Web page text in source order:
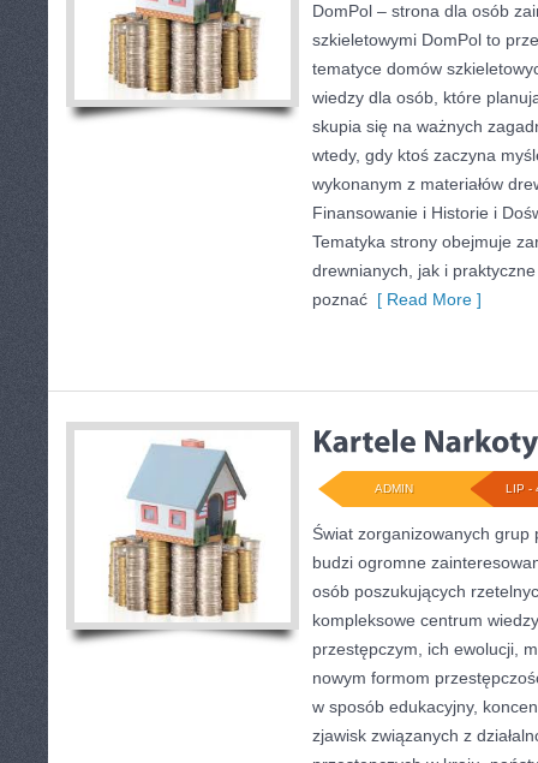
DomPol – strona dla osób
szkieletowymi DomPol to
tematyce domów
wiedzy dla osób, które
skupia się na ważnych
wtedy, gdy ktoś zaczyna
wykonanym z materiałów
Finansowanie i Historie i
Tematyka strony obejmuje
drewnianych, jak i
poznać [ Read More ]
LIP -
ADMIN
Świat zorganizowanych grup
budzi ogromne
osób poszukujących
kompleksowe centrum
przestępczym, ich ewolucji,
nowym formom
w sposób edukacyjny,
zjawisk związanych z